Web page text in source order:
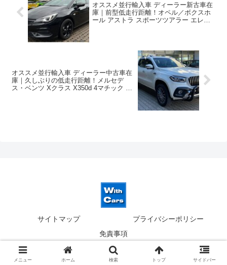
オススメ並行輸入車 ディーラー新古車在
庫｜前型低走行距離！オペル／ボクスホ
ール アストラ スポーツツアラー エレガ
オススメ並行輸入車 ディーラー中古車在
庫｜久しぶりの低走行距離！メルセデ
ス・ベンツ Xクラス X350d 4マチック パ
サイトマップ
プライバシーポリシー
免責事項
© 2019-2026 ウィズカーズ｜新横浜 欧州車の並行輸入.
メニュー ホーム 検索 トップ サイドバー